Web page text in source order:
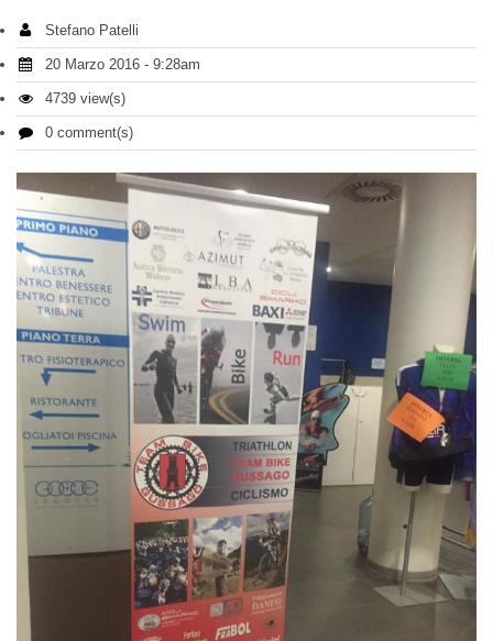
Stefano Patelli
20 Marzo 2016 - 9:28am
4739 view(s)
0 comment(s)